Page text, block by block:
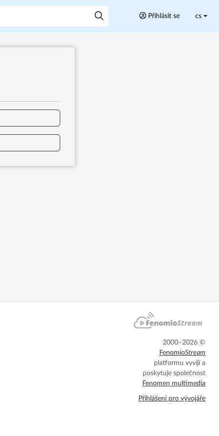
Přihlásit se cs
2000–2026 ©
FenomioStream
platformu vyvíjí a
poskytuje společnost
Fenomen multimedia
Přihlášení pro vývojáře